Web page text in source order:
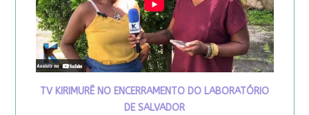
TV KIRIMURÊ NO ENCERRAMENTO DO LABORATÓRIO
DE SALVADOR